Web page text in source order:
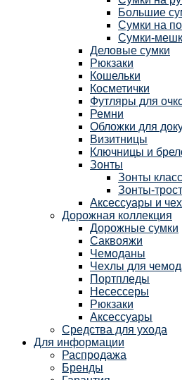
Большие
Сумки на
Сумки-
Деловые сумки
Рюкзаки
Кошельки
Косметички
Футляры для
Ремни
Обложки для
Визитницы
Ключницы и
Зонты
Зонты
Зонты-
Аксессуары и
Дорожная коллекция
Дорожные сумки
Саквояжи
Чемоданы
Чехлы для
Портпледы
Несессеры
Рюкзаки
Аксессуары
Средства для ухода
Для информации
Распродажа
Бренды